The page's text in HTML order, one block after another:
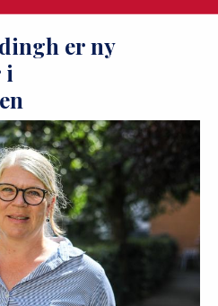
er ny
i